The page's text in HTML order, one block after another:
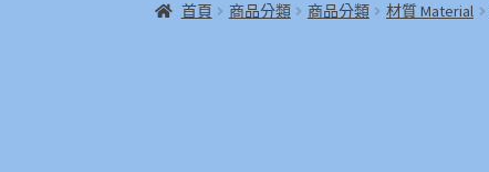
首頁 商品分類 商品分類 材質 Material